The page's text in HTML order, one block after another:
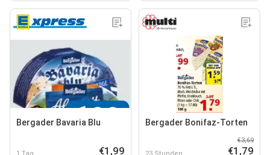
Bergader Bavaria Blu
1 Tag €1,99
Bergader Bonifaz-Torten
23 Stunden
€3,69
€1,79